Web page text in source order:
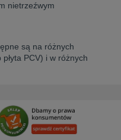
nietrzeźwym
są na różnych
PCV) i w różnych